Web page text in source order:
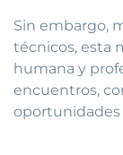
Sin embargo,
técnicos, esta
humana y
encuentros,